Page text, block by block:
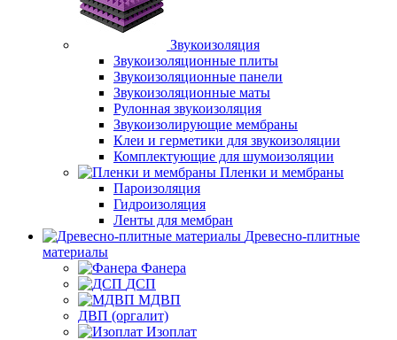
Звукоизоляция
Звукоизоляционные плиты
Звукоизоляционные панели
Звукоизоляционные маты
Рулонная звукоизоляция
Звукоизолирующие мембраны
Клеи и герметики для звукоизоляции
Комплектующие для шумоизоляции
Пленки и мембраны
Пароизоляция
Гидроизоляция
Ленты для мембран
Древесно-плитные
материалы
Фанера
ДСП
МДВП
ДВП (оргалит)
Изоплат